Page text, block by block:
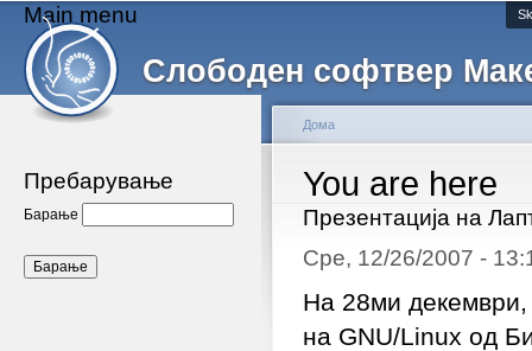
Слободен софтвер
Main menu
Пребарување
Барање
You are here
Дома
Презентација на
Сре, 12/26/2007 -
На 28ми декември,
на GNU/Linux од